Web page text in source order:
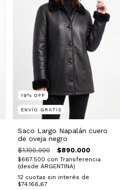
19% OFF
ENVÍO GRATIS
Saco Largo Napalán cuero
de oveja negro
$1.100.000 $890.000
$667.500 con Transferencia
(desde ARGENTINA)
12 cuotas sin interés de
$74.166,67